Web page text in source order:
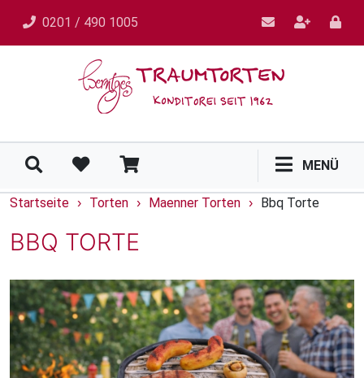
0201 / 490 1005
MENÜ
Startseite › Torten › Maenner Torten › Bbq Torte
BBQ TORTE